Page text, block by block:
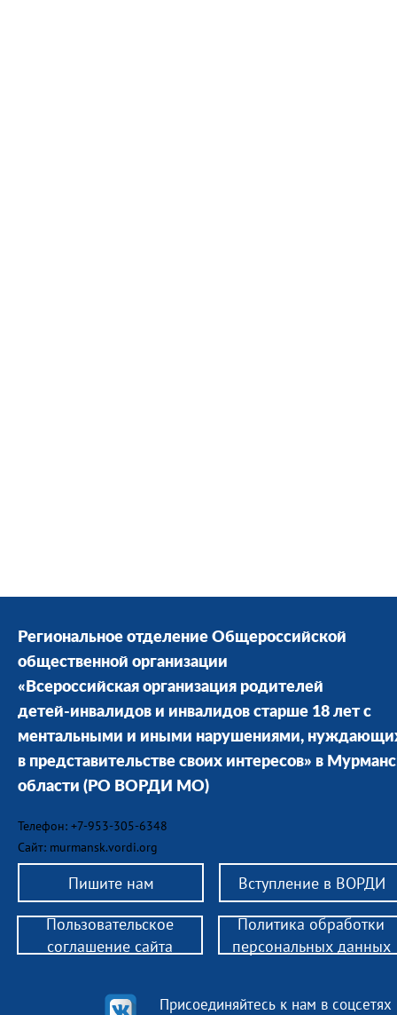
Региональное отделение Общероссийской
общественной организации
«Всероссийская организация родителей
детей-инвалидов и инвалидов старше 18 лет с
ментальными и иными нарушениями,
в представительстве своих интересов» в
области (РО ВОРДИ МО)
Телефон: +7-953-305-6348
Сайт: murmansk.vordi.org
Пишите нам Вступление в ВОРДИ
Присоединяйтесь к нам в соцсетях
Пользовательское
соглашение сайта
Политика обработки
персональных данных